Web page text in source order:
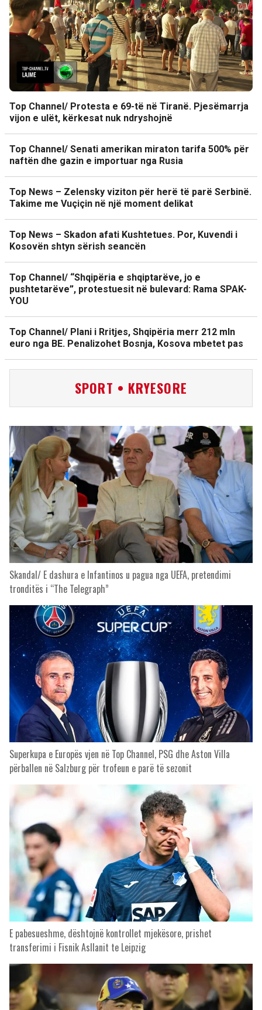
Top Channel/ Protesta e 69-të në Tiranë. Pjesëmarrja
vijon e ulët, kërkesat nuk ndryshojnë
Top Channel/ Senati amerikan miraton tarifa 500% për
naftën dhe gazin e importuar nga Rusia
Top News – Zelensky viziton për herë të parë Serbinë.
Takime me Vuçiçin në një moment delikat
Top News – Skadon afati Kushtetues. Por, Kuvendi i
Kosovën shtyn sërish seancën
Top Channel/ “Shqipëria e shqiptarëve, jo e
pushtetarëve”, protestuesit në bulevard: Rama SPAK-
YOU
Top Channel/ Plani i Rritjes, Shqipëria merr 212 mln
euro nga BE. Penalizohet Bosnja, Kosova mbetet pas
SPORT • KRYESORE
Skandal/ E dashura e Infantinos u pagua nga UEFA, pretendimi
tronditës i “The Telegraph”
Superkupa e Europës vjen në Top Channel, PSG dhe Aston Villa
përballen në Salzburg për trofeun e parë të sezonit
E pabesueshme, dështojnë kontrollet mjekësore, prishet
transferimi i Fisnik Asllanit te Leipzig